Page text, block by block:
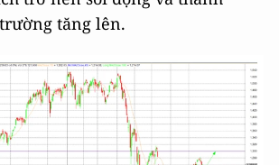
tăng lên.